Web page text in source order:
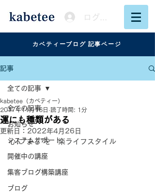
ログイン
カベティーブログ 記事ページ
記事
全ての記事
お知らせ
システムサポート
開催中の講座
集客ブログ構築講座
ブログ
全ての記事
運にも種類がある
kabetee（カベティー）
2017年11月16日 読了時間: 1分
更新日： 2022年4月26日
心に"まる"を　楽ライフスタイル